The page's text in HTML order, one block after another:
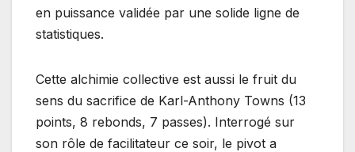
en puissance validée par une solide ligne de
statistiques.
Cette alchimie collective est aussi le fruit du
sens du sacrifice de Karl-Anthony Towns (13
points, 8 rebonds, 7 passes). Interrogé sur
son rôle de facilitateur ce soir, le pivot a